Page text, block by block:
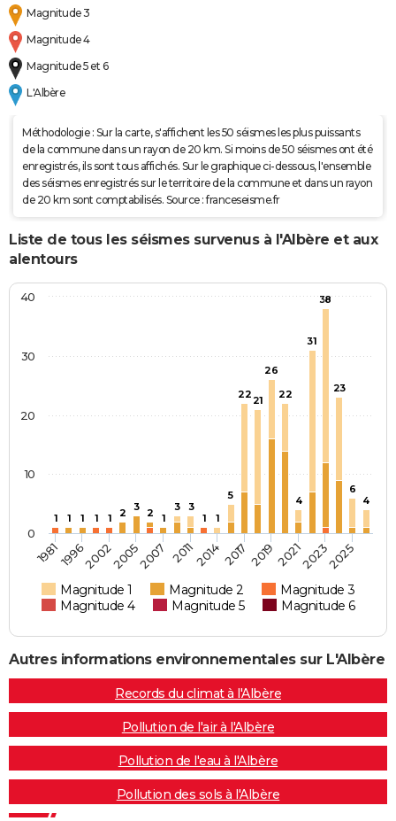
Magnitude 3
Magnitude 4
Magnitude 5 et 6
L'Albère
Méthodologie : Sur la carte, s'affichent les 50 séismes les plus puissants
de la commune dans un rayon de 20 km. Si moins de 50 séismes ont été
enregistrés, ils sont tous affichés. Sur le graphique ci-dessous, l'ensemble
des séismes enregistrés sur le territoire de la commune et dans un rayon
de 20 km sont comptabilisés. Source : franceseisme.fr
Liste de tous les séismes survenus à l'Albère et aux
alentours
1 1 1 1 1 2 3 2 1
3
3
1
1
5
22 21
26
22
4
31
38
23
6
4
Magnitude 1 Magnitude 2
Magnitude 3
Magnitude 4
Magnitude 5 Magnitude 6
19811996200220052007 201120142017 2019202120232025
0
10
20
30
40
Autres informations environnementales sur L'Albère
Records du climat à l'Albère
Pollution de l'air à l'Albère
Pollution de l'eau à l'Albère
Pollution des sols à l'Albère